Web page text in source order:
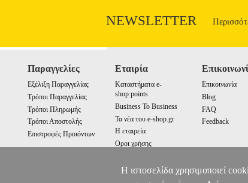
NEWSLETTER
Παραγγελίες
Εξέλιξη Παραγγελίας
Τρόποι Παραγγελίας
Τρόποι Πληρωμής
Τρόποι Αποστολής
Επιστροφές Προιόντων
Εταιρία
Καταστήματα e-
shop points
Business To Business
Τα νέα του e-shop.gr
Η εταιρεία
Οροι χρήσης
Επικοινωνία
Blog
FAQ
Feedback
Η ιστοσελίδα χρησιμοποιεί